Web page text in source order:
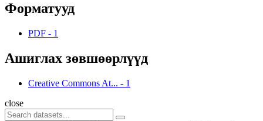
Форматууд
PDF - 1
Ашиглах зөвшөөрлүүд
Creative Commons At... - 1
close